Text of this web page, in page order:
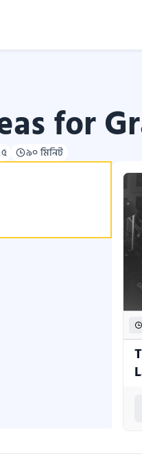
for
৯০ মিনিট